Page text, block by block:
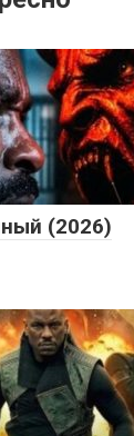
(2026)